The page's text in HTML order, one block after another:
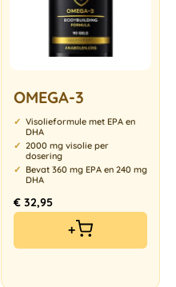
OMEGA-3
Visolieformule met EPA en
DHA
2000 mg visolie per
dosering
Bevat 360 mg EPA en 240 mg
DHA
€ 32,95
+